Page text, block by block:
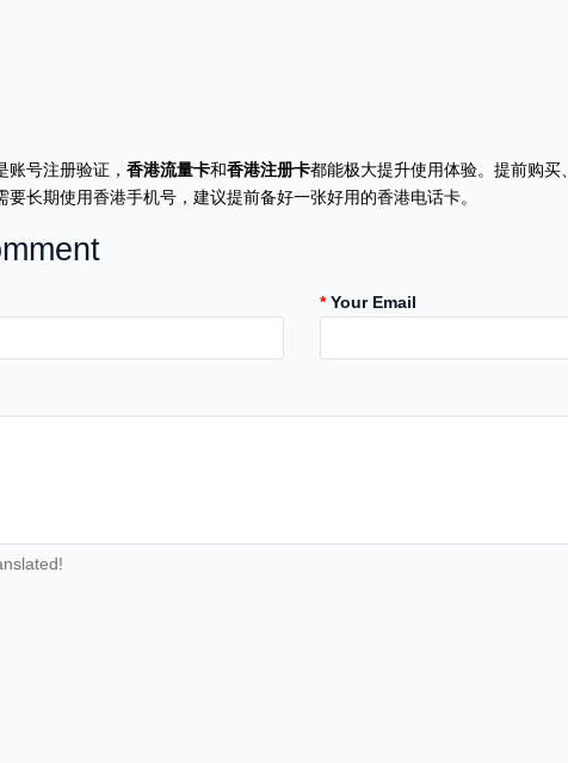
号注册验证， 香港流量卡和香港注册卡都能极大提升使用体验。提前购买
要长期使用香港手机号，建议提前备好一张好用的香港电话卡。
Your Email